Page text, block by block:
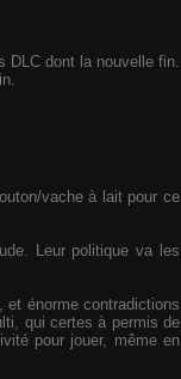
dont la nouvelle fin.
vache à lait pour ce
Leur politique va les
et énorme contradictions
qui certes à permis de
pour jouer, même en